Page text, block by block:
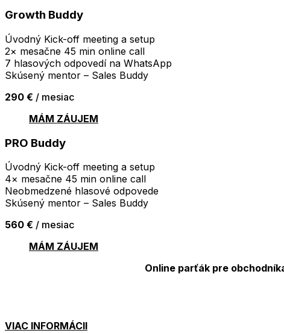
Growth Buddy
Úvodný Kick-off meeting a setup
2× mesačne 45 min online call
7 hlasových odpovedí na WhatsApp
Skúsený mentor – Sales Buddy
290 € / mesiac
MÁM ZÁUJEM
PRO Buddy
Úvodný Kick-off meeting a setup
4× mesačne 45 min online call
Neobmedzené hlasové odpovede
Skúsený mentor – Sales Buddy
560 € / mesiac
MÁM ZÁUJEM
Online parťák pre
VIAC INFORMÁCII